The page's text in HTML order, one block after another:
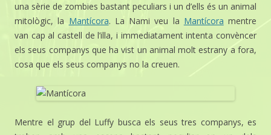
una sèrie de zombies bastant peculiars i un d’ells és un animal
mitològic, la Mantícora. La Nami veu la Mantícora mentre
van cap al castell de l’illa, i immediatament intenta convèncer
els seus companys que ha vist un animal molt estrany a fora,
cosa que els seus companys no la creuen.
Mentre el grup del Luffy busca els seus tres companys, es